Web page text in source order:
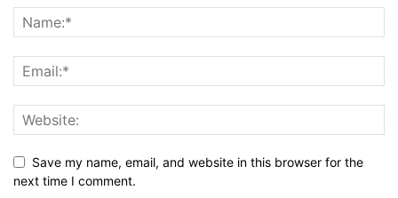
Save my name, email, and website in this browser for the
next time I comment.